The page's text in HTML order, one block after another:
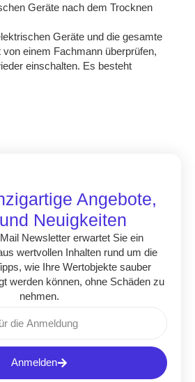
Geräte nach dem Trocknen
Geräte und die gesamte
einem Fachmann überprüfen,
einschalten. Es besteht
Angebote,
Neuigkeiten
Newsletter erwartet Sie ein
wertvollen Inhalten rund um die
wie Ihre Wertobjekte sauber
werden können, ohne Schäden zu
nehmen.
Anmelden